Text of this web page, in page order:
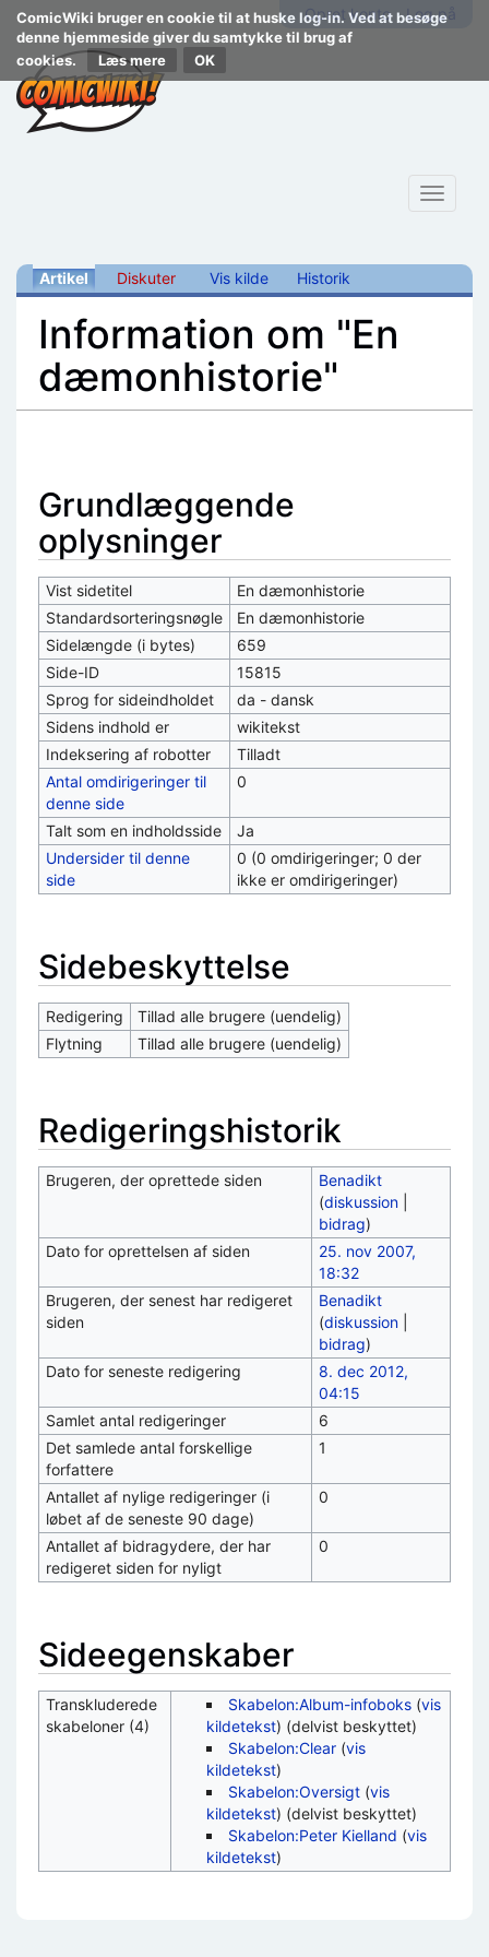
ComicWiki bruger en cookie til at huske log-in. Ved at besøge
denne hjemmeside giver du samtykke til brug af
cookies.
Læs mere
Opret konto Log på
Toggle
Artikel Diskuter Vis kilde Historik
Information om "En
dæmonhistorie"
Grundlæggende
oplysninger
Vist sidetitel
En dæmonhistorie
Standardsorteringsnøgle
En dæmonhistorie
Sidelængde (i bytes)
659
Side-ID
15815
Sprog for sideindholdet
da - dansk
Sidens indhold er
wikitekst
Indeksering af robotter
Tilladt
Antal omdirigeringer til
denne side
0
Talt som en indholdsside
Ja
Undersider til denne
side
0 (0 omdirigeringer; 0 der
ikke er omdirigeringer)
Sidebeskyttelse
Redigering
Tillad alle brugere (uendelig)
Flytning
Tillad alle brugere (uendelig)
Redigeringshistorik
Brugeren, der oprettede siden
Benadikt
(diskussion|
bidrag)
Dato for oprettelsen af siden
25. nov 2007,
18:32
Brugeren, der senest har redigeret
siden
Benadikt
(diskussion|
bidrag)
Dato for seneste redigering
8. dec 2012,
04:15
Samlet antal redigeringer
6
Det samlede antal forskellige
forfattere
1
Antallet af nylige redigeringer (i
løbet af de seneste 90 dage)
0
Antallet af bidragydere, der har
redigeret siden for nyligt
0
Sideegenskaber
Transkluderede
skabeloner (4)
Skabelon:Album-infoboks (vis
kildetekst) (delvist beskyttet)
Skabelon:Clear (vis
kildetekst)
Skabelon:Oversigt (vis
kildetekst) (delvist beskyttet)
Skabelon:Peter Kielland (vis
kildetekst)